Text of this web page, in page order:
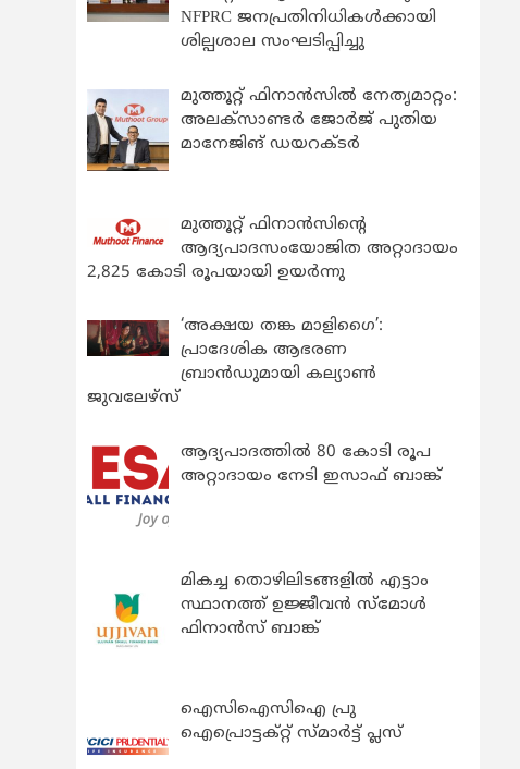
NFPRC ജനപ്രതിനിധികൾക്കായി
ശില്പശാല സംഘടിപ്പിച്ചു
മുത്തൂറ്റ് ഫിനാൻസിൽ നേതൃമാറ്റം:
അലക്സാണ്ടർ ജോർജ് പുതിയ
മാനേജിങ് ഡയറക്ടർ
മുത്തൂറ്റ് ഫിനാൻസിന്റെ
ആദ്യപാദസംയോജിത അറ്റാദായം
2,825 കോടി രൂപയായി ഉയർന്നു
‘അക്ഷയ തങ്ക മാളിഗൈ’:
പ്രാദേശിക ആഭരണ
ബ്രാന്‍ഡുമായി കല്യാണ്‍
ജുവലേഴ്‌സ്
ആദ്യപാദത്തിൽ 80 കോടി രൂപ
അറ്റാദായം നേടി ഇസാഫ് ബാങ്ക്
മികച്ച തൊഴിലിടങ്ങളിൽ എട്ടാം
സ്ഥാനത്ത് ഉജ്ജീവൻ സ്മോൾ
ഫിനാൻസ് ബാങ്ക്
ഐസിഐസിഐ പ്രു
ഐപ്രൊട്ടക്റ്റ് സ്മാർട്ട് പ്ലസ്